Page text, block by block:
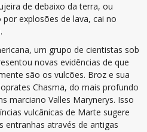
de debaixo da terra, ou
explosões de lava, cai no
um grupo de cientistas sob
novas evidências de que
são os vulcões. Broz e sua
Chasma, do mais profundo
marciano Valles Marynerys. Isso
vulcânicas de Marte sugere
entranhas através de antigas